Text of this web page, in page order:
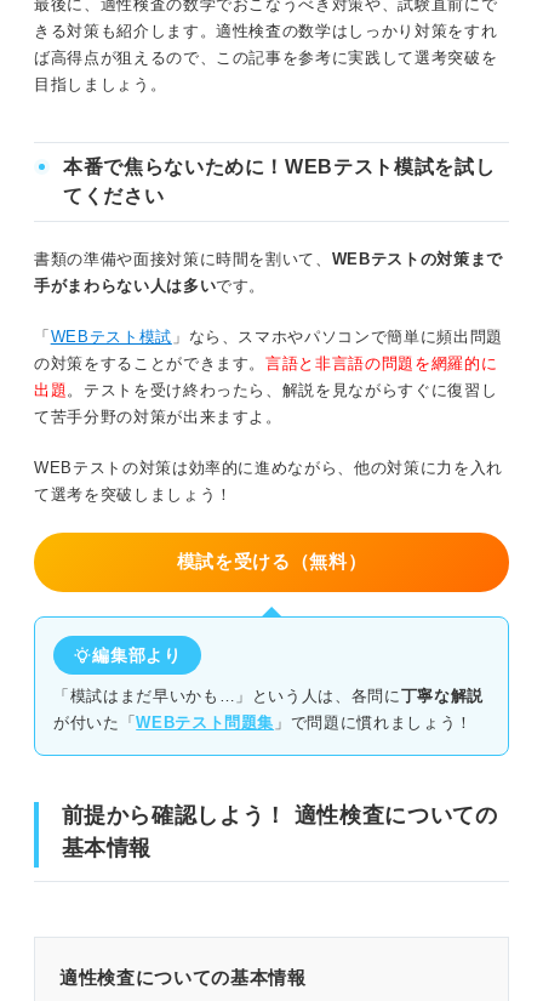
最後に、適性検査の数学でおこなうべき対策や、試験直前にで
きる対策も紹介します。適性検査の数学はしっかり対策をすれ
ば高得点が狙えるので、この記事を参考に実践して選考突破を
目指しましょう。
本番で焦らないために！WEBテスト模試を試し
てください
書類の準備や面接対策に時間を割いて、 WEBテストの対策まで
手がまわらない人は多いです。
「 WEBテスト模試 」なら、スマホやパソコンで簡単に頻出問題
の対策をすることができます。言語と非言語の問題を網羅的に
出題。テストを受け終わったら、解説を見ながらすぐに復習し
て苦手分野の対策が出来ますよ。
WEBテストの対策は効率的に進めながら、他の対策に力を入れ
て選考を突破しましょう！
模試を受ける（無料）
編集部より
「模試はまだ早いかも…」という人は、各問に 丁寧な解説
が付いた「WEBテスト問題集 」で問題に慣れましょう！
前提から確認しよう！ 適性検査についての
基本情報
適性検査についての基本情報
⑤一般常識問題
キャリアコンサルタントが解説！ 適性検査を重視してい
種類別！適性検査でよく出る問題例
SPIの練習問題
玉手箱の練習問題
TG-WEBの練習問題
適性検査の数学でやっておくべき対策を解説！
数をこなして計算スピードを上げる
基本的な公式は必ず覚える
最後の追い込み！ 試験直前に5分でできる対策も確認して
おこう
よく出る問題の解き方や公式を復習する
苦手な問題だけに絞ってを見直す
適性検査の数学の傾向をつかんで選考通過を目指そう！